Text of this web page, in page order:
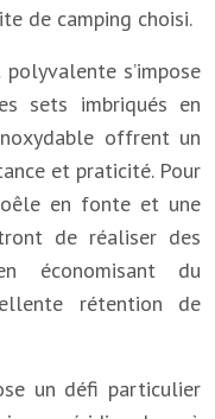
de camping choisi.
s’impose
sets imbriqués en
offrent un
et praticité. Pour
en fonte et une
de réaliser des
économisant du
rétention de
un défi particulier